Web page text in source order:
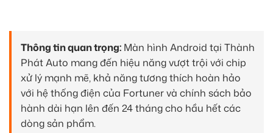
Thông tin quan trọng: Màn hình Android tại Thành
Phát Auto mang đến hiệu năng vượt trội với chip
xử lý mạnh mẽ, khả năng tương thích hoàn hảo
với hệ thống điện của Fortuner và chính sách bảo
hành dài hạn lên đến 24 tháng cho hầu hết các
dòng sản phẩm.